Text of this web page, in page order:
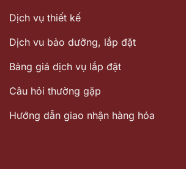
Dịch vụ thiết kế
Dịch vu bảo dưỡng, lắp đặt
Bảng giá dịch vụ lắp đặt
Câu hỏi thường gặp
Hướng dẫn giao nhận hàng hóa